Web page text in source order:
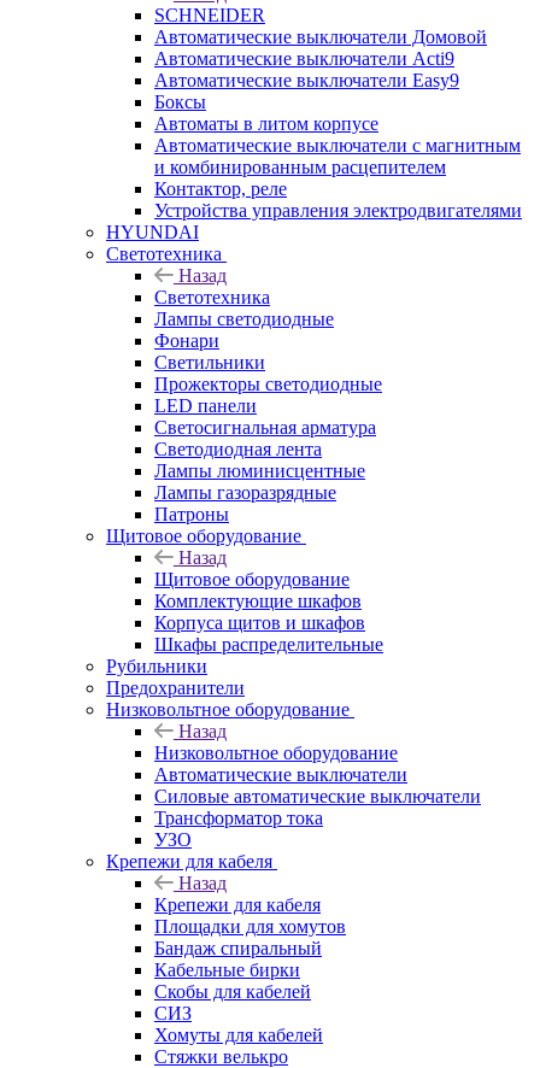
SCHNEIDER
Автоматические выключатели Домовой
Автоматические выключатели Acti9
Автоматические выключатели Easy9
Боксы
Автоматы в литом корпусе
Автоматические выключатели с магнитным
и комбинированным расцепителем
Контактор, реле
Устройства управления электродвигателями
HYUNDAI
Светотехника
Назад
Светотехника
Лампы светодиодные
Фонари
Светильники
Прожекторы светодиодные
LED панели
Светосигнальная арматура
Светодиодная лента
Лампы люминисцентные
Лампы газоразрядные
Патроны
Щитовое оборудование
Назад
Щитовое оборудование
Комплектующие шкафов
Корпуса щитов и шкафов
Шкафы распределительные
Рубильники
Предохранители
Низковольтное оборудование
Назад
Низковольтное оборудование
Автоматические выключатели
Силовые автоматические выключатели
Трансформатор тока
УЗО
Крепежи для кабеля
Назад
Крепежи для кабеля
Площадки для хомутов
Бандаж спиральный
Кабельные бирки
Cкобы для кабелей
СИЗ
Хомуты для кабелей
Стяжки велькро